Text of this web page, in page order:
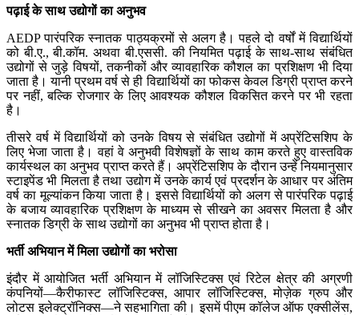
पढ़ाई के साथ उद्योगों का अनुभव
AEDP पारंपरिक स्नातक पाठ्यक्रमों से अलग है। पहले दो वर्षों में विद्यार्थियों
को बी.ए., बी.कॉम. अथवा बी.एससी. की नियमित पढ़ाई के साथ-साथ संबंधित
उद्योगों से जुड़े विषयों, तकनीकों और व्यावहारिक कौशल का प्रशिक्षण भी दिया
जाता है। यानी प्रथम वर्ष से ही विद्यार्थियों का फोकस केवल डिग्री प्राप्त करने
पर नहीं, बल्कि रोजगार के लिए आवश्यक कौशल विकसित करने पर भी रहता
है।
तीसरे वर्ष में विद्यार्थियों को उनके विषय से संबंधित उद्योगों में अप्रेंटिसशिप के
लिए भेजा जाता है। वहां वे अनुभवी विशेषज्ञों के साथ काम करते हुए वास्तविक
कार्यस्थल का अनुभव प्राप्त करते हैं। अप्रेंटिसशिप के दौरान उन्हें नियमानुसार
स्टाइपेंड भी मिलता है तथा उद्योग में उनके कार्य एवं प्रदर्शन के आधार पर अंतिम
वर्ष का मूल्यांकन किया जाता है। इससे विद्यार्थियों को अलग से पारंपरिक पढ़ाई
के बजाय व्यावहारिक प्रशिक्षण के माध्यम से सीखने का अवसर मिलता है और
स्नातक डिग्री के साथ उद्योगों का अनुभव भी प्राप्त होता है।
भर्ती अभियान में मिला उद्योगों का भरोसा
इंदौर में आयोजित भर्ती अभियान में लॉजिस्टिक्स एवं रिटेल क्षेत्र की अग्रणी
कंपनियों—कैरीफास्ट लॉजिस्टिक्स, आपार लॉजिस्टिक्स, मोज़ेक ग्रुप और
लोटस इलेक्ट्रॉनिक्स—ने सहभागिता की। इसमें पीएम कॉलेज ऑफ एक्सीलेंस,